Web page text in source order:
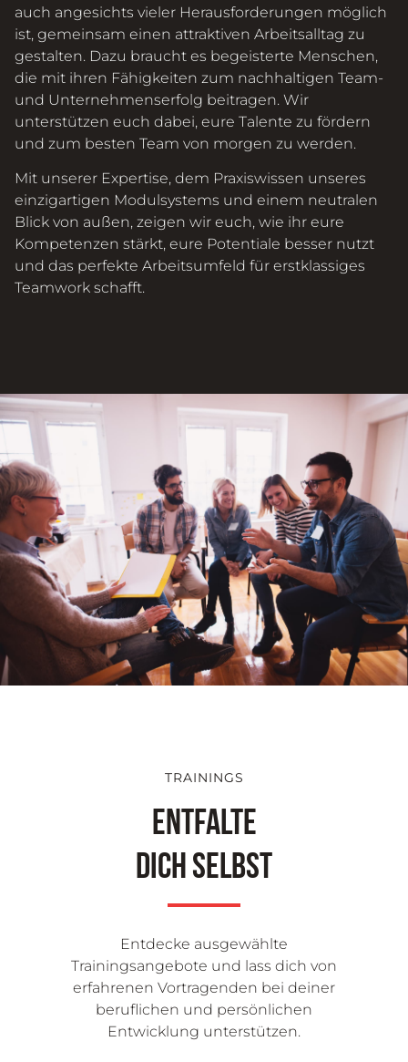
auch angesichts vieler Herausforderungen möglich
ist, gemeinsam einen attraktiven Arbeitsalltag zu
gestalten. Dazu braucht es begeisterte Menschen,
die mit ihren Fähigkeiten zum nachhaltigen Team-
und Unternehmenserfolg beitragen. Wir
unterstützen euch dabei, eure Talente zu fördern
und zum besten Team von morgen zu werden.
Mit unserer Expertise, dem Praxiswissen unseres
einzigartigen Modulsystems und einem neutralen
Blick von außen, zeigen wir euch, wie ihr eure
Kompetenzen stärkt, eure Potentiale besser nutzt
und das perfekte Arbeitsumfeld für erstklassiges
Teamwork schafft.
TRAININGS
Entfalte
dich selbst
Entdecke ausgewählte
Trainingsangebote und lass dich von
erfahrenen Vortragenden bei deiner
beruflichen und persönlichen
Entwicklung unterstützen.